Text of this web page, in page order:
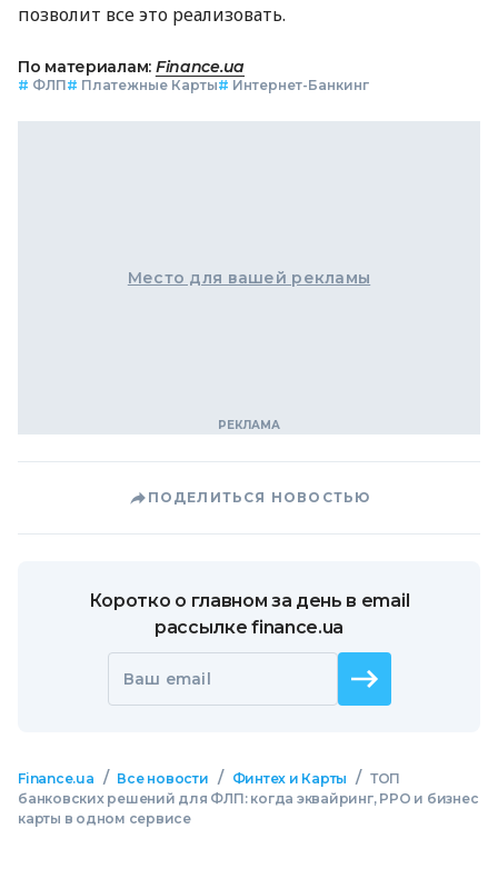
позволит все это реализовать.
По материалам: Finance.ua
# ФЛП# Платежные Карты# Интернет-Банкинг
Место для вашей рекламы
ПОДЕЛИТЬСЯ НОВОСТЬЮ
Коротко о главном за день в email
рассылке finance.ua
Ваш email
Finance.ua / Все новости / Финтех и Карты / ТОП
банковских решений для ФЛП: когда эквайринг, РРО и бизнес
карты в одном сервисе